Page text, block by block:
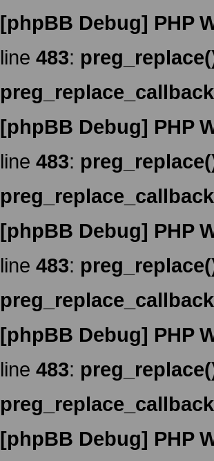
[phpBB Debug] PHP
line 483:
[phpBB Debug] PHP
line 483:
[phpBB Debug] PHP
line 483:
[phpBB Debug] PHP
line 483:
[phpBB Debug] PHP